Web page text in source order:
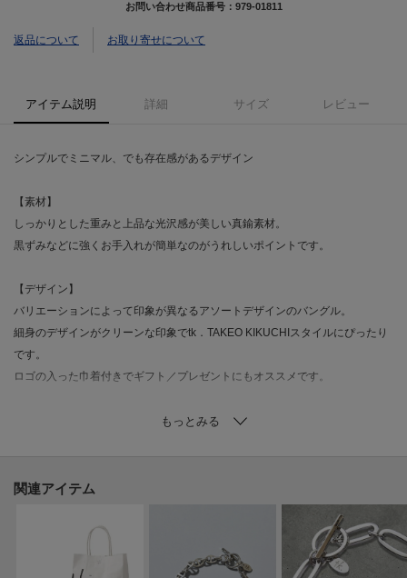
お問い合わせ商品番号： 979-01811
返品について お取り寄せについて
アイテム説明 詳細 サイズ レビュー
シンプルでミニマル、でも存在感があるデザイン
【素材】
しっかりとした重みと上品な光沢感が美しい真鍮素材。
黒ずみなどに強くお手入れが簡単なのがうれしいポイントです。
【デザイン】
バリエーションによって印象が異なるアソートデザインのバングル。
細身のデザインがクリーンな印象でtk．TAKEO KIKUCHIスタイルにぴったり
です。
ロゴの入った巾着付きでギフト／プレゼントにもオススメです。
とストリートの自由な発想を取り入れ、日本独自のミックススタイルを提案
【気になる商品はお気に入り登録をおススメ】
▼商品のお気に入り登録
関連アイテム